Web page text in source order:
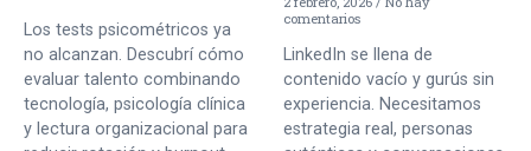
Los tests psicométricos ya
no alcanzan. Descubrí cómo
evaluar talento combinando
tecnología, psicología clínica
y lectura organizacional para
comentarios
LinkedIn se llena de
contenido vacío y gurús sin
experiencia. Necesitamos
estrategia real, personas